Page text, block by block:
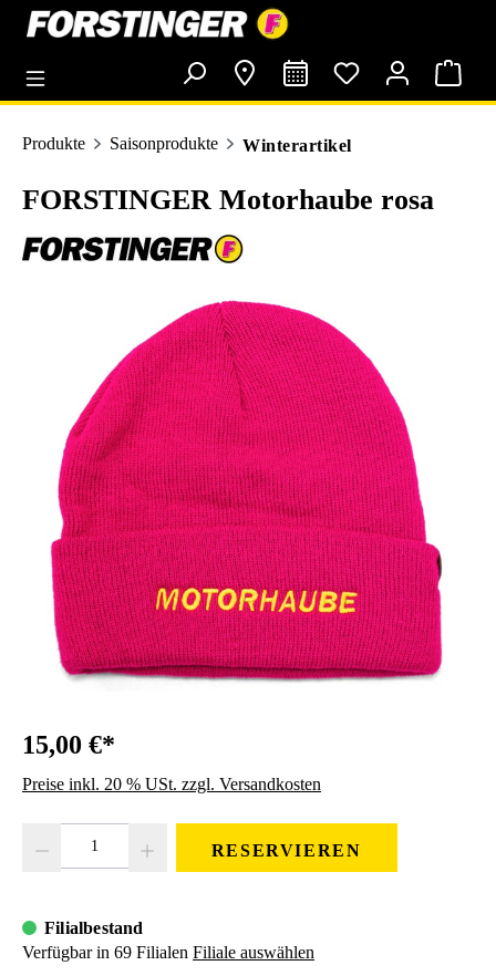
springen
Produkte Saisonprodukte Winterartikel
FORSTINGER Motorhaube rosa
15,00 €*
Preise inkl. 20 % USt. zzgl. Versandkosten
RESERVIEREN
Filialbestand
Verfügbar in 69 Filialen Filiale auswählen